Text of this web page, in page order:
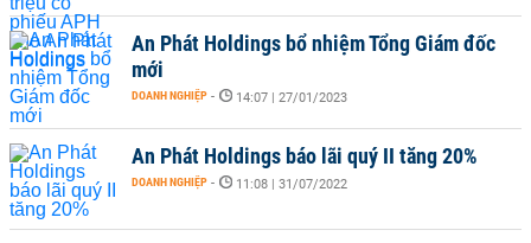
An Phát Holdings bổ nhiệm Tổng Giám đốc
mới
DOANH NGHIỆP - 14:07 | 27/01/2023
An Phát Holdings báo lãi quý II tăng 20%
DOANH NGHIỆP - 11:08 | 31/07/2022